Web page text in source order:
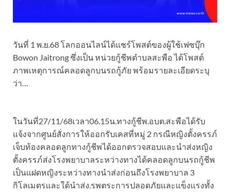
วันที่ 1 พ.ย.68 โลกออนไลน์ได้แชร์โพสต์ของผู้ใช้เฟซบุ๊ก
Bowon Jaitrong ซึ่งเป็น หน่วยกู้ชีพตำบลสะพือ ได้โพสต์
ภาพเหตุการณ์คลอดลูกบนรถกู้ภัย พร้อมรายละเอียดระบุ
ว่า…
ในวันที่27/11/68เวลา06.15น.ทางกู้ชีพ.อบต.สะพือได้รับ
แจ้งจากศูนย์สั่งการให้ออกรับเคสที่หมู่ 2 กรณีหญิงตั้งครรภ์
เจ็บท้องคลอดลูกทางกู้ชีพได้ออกตรวจสอบและนำส่งหญิง
ตั้งครรภ์ส่งโรงพยาบาลระหว่างทางได้คลอดลูกบนรถกู้ชีพ
เป็นแฝดหญิงระหว่างทางนำส่งก่อนถึงโรงพยาบาล 3
กิโลเมตรและใด้นำส่ง.รพตระการปลอดภัยและแข็งแรงทั้ง